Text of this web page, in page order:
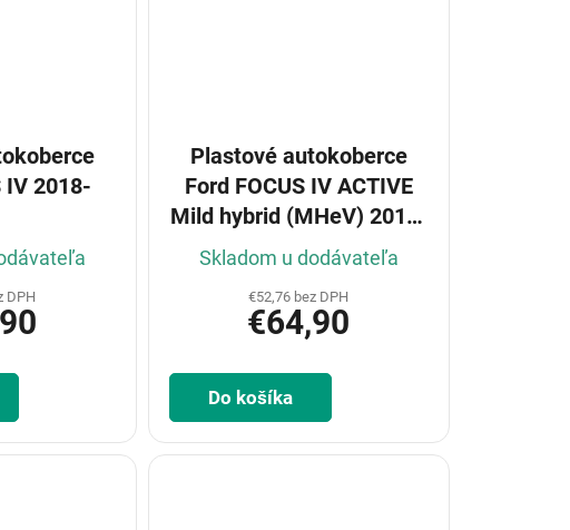
IV 2018-
DPH
Plastové autokoberce
Ford FOCUS IV ACTIVE
Mild hybrid (MHeV) 2019-
2021, 2021-
Skladom u dodávateľa
€52,76 bez DPH
€64,90
Do košíka